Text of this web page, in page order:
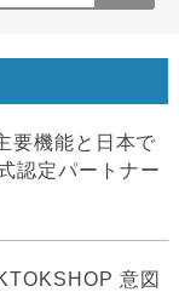
要機能と日本で
認定パートナー
意図